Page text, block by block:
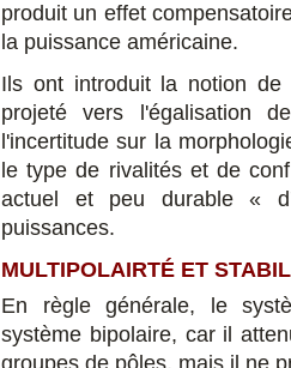
produit un effet
la puissance américaine.
Ils ont introduit la notion
projeté vers l'égalisation
l'incertitude sur la
le type de rivalités et de
actuel et peu durable «
puissances.
MULTIPOLAIRTÉ ET
En règle générale, le
système bipolaire, car il
groupes de pôles, mais il ne